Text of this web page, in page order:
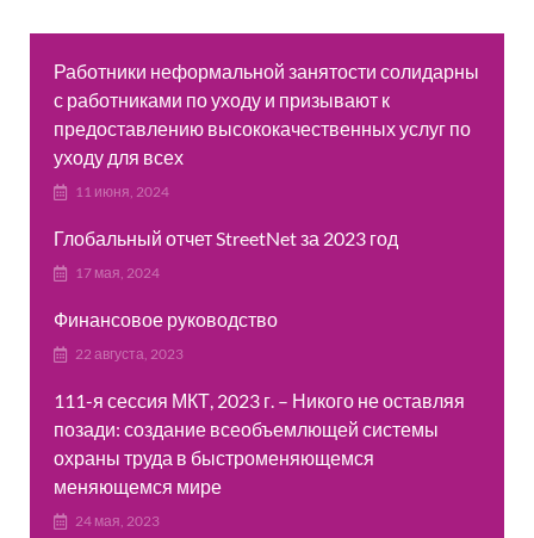
Работники неформальной занятости солидарны
с работниками по уходу и призывают к
предоставлению высококачественных услуг по
уходу для всех
11 июня, 2024
Глобальный отчет StreetNet за 2023 год
17 мая, 2024
Финансовое руководство
22 августа, 2023
111-я сессия МКТ, 2023 г. – Никого не оставляя
позади: создание всеобъемлющей системы
охраны труда в быстроменяющемся
меняющемся мире
24 мая, 2023